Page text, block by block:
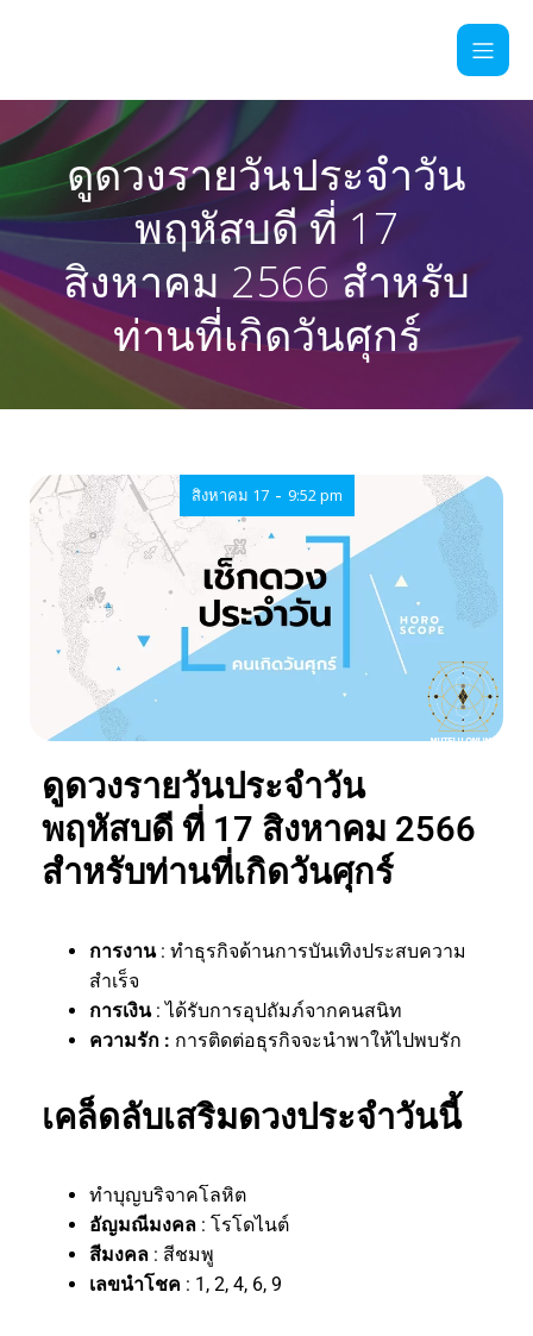
ดูดวงรายวันประจำวัน
พฤหัสบดี ที่ 17
สิงหาคม 2566 สำหรับ
ท่านที่เกิดวันศุกร์
สิงหาคม 17 - 9:52 pm
ดูดวงรายวันประจำวัน
พฤหัสบดี ที่ 17 สิงหาคม 2566
สำหรับท่านที่เกิดวันศุกร์
การงาน : ทำธุรกิจด้านการบันเทิงประสบความ
สำเร็จ
การเงิน : ได้รับการอุปถัมภ์จากคนสนิท
ความรัก : การติดต่อธุรกิจจะนำพาให้ไปพบรัก
เคล็ดลับเสริมดวงประจำวันนี้
ทำบุญบริจาคโลหิต
อัญมณีมงคล : โรโดไนต์
สีมงคล : สีชมพู
เลขนำโชค : 1, 2, 4, 6, 9